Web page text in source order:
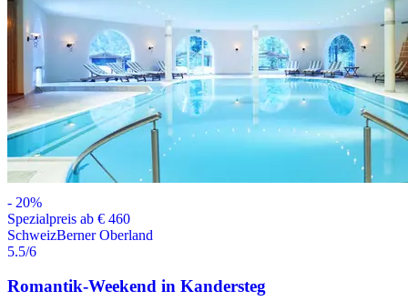
- 20%
Spezialpreis ab € 460
SchweizBerner Oberland
5.5/6
Romantik-Weekend in Kandersteg